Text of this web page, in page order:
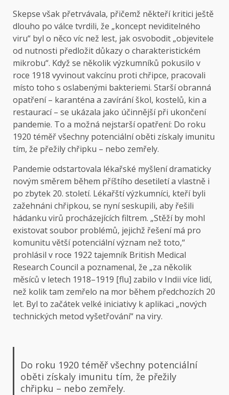
Skepse však přetrvávala, přičemž někteří kritici ještě
dlouho po válce tvrdili, že „koncept neviditelného
viru“ byl o něco víc než lest, jak osvobodit „objevitele
od nutnosti předložit důkazy o charakteristickém
mikrobu“. Když se několik výzkumníků pokusilo v
roce 1918 vyvinout vakcínu proti chřipce, pracovali
místo toho s oslabenými bakteriemi. Starší obranná
opatření – karanténa a zavírání škol, kostelů, kin a
restaurací – se ukázala jako účinnější při ukončení
pandemie. To a možná nejstarší opatření: Do roku
1920 téměř všechny potenciální oběti získaly imunitu
tím, že přežily chřipku – nebo zemřely.
Pandemie odstartovala lékařské myšlení dramaticky
novým směrem během příštího desetiletí a vlastně i
po zbytek 20. století. Lékařští výzkumníci, kteří byli
zažehnáni chřipkou, se nyní seskupili, aby řešili
hádanku virů procházejících filtrem. „Stěží by mohl
existovat soubor problémů, jejichž řešení má pro
komunitu větší potenciální význam než toto,“
prohlásil v roce 1922 tajemník British Medical
Research Council a poznamenal, že „za několik
měsíců v letech 1918–1919 [flu] zabilo v Indii více lidí,
než kolik tam zemřelo na mor během předchozích 20
let. Byl to začátek velké iniciativy k aplikaci „nových
technických metod vyšetřování“ na viry.
Do roku 1920 téměř všechny potenciální
oběti získaly imunitu tím, že přežily
chřipku – nebo zemřely.